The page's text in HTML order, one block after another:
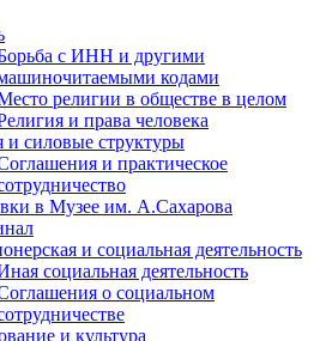
с ИНН и другими
кодами
религии в обществе в целом
и права человека
и силовые структуры
и практическое
в Музее им. А.Сахарова
и социальная деятельность
социальная деятельность
о социальном
и культура